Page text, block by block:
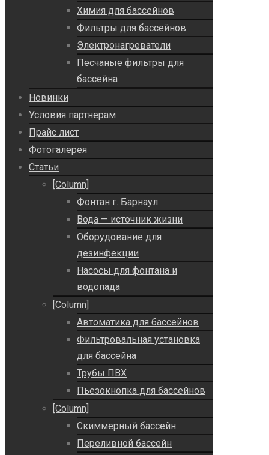
Химия для бассейнов
Фильтры для бассейнов
Электронагреватели
Песчаные фильтры для
бассейна
Новинки
Условия партнерам
Прайс лист
Фотогалерея
Статьи
[Column]
Фонтан г. Барнаул
Вода — источник жизни
Оборудование для
дезинфекции
Насосы для фонтана и
водопада
[Column]
Автоматика для бассейнов
Фильтровальная установка
для бассейна
Трубы ПВХ
Пьезокнопка для бассейнов
[Column]
Скиммерный бассейн
Переливной бассейн